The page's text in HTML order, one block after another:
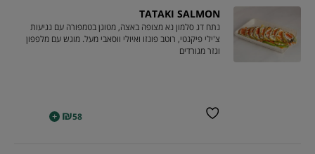
TATAKI SALMON
נתח דג סלמון נא מצופה באצה, מטוגן בטמפורה עם נגיעות
צ'ילי פיקנטי, רוטב פונזו ואיולי ווסאבי מעל. מוגש עם מלפפון
וגזר מגורדים
₪58
+